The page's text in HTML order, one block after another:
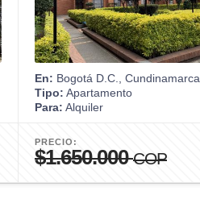
En: Bogotá D.C., Cundinamarca
Tipo: Apartamento
Para: Alquiler
PRECIO:
$1.650.000COP